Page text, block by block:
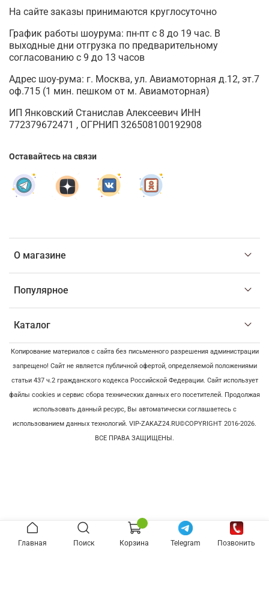
О магазине
Популярное
Каталог
На сайте заказы принимаются круглосуточно
График работы шоурума: пн-пт с 8 до 19 час. В
выходные дни отгрузка по предварительному
согласованию с 9 до 13 часов
Адрес шоу-рума: г. Москва, ул. Авиамоторная д.12, эт.7
оф.715 (1 мин. пешком от м. Авиамоторная)
ИП Янковский Станислав Алексеевич ИНН
772379672471 , ОГРНИП 326508100192908
Оставайтесь на связи
Копирование материалов с сайта без письменного разрешения администрации
запрещено! Сайт не является публичной офертой, определяемой положениями
статьи 437 ч.2 гражданского кодекса Российской Федерации. Сайт использует
файлы cookies и сервис сбора технических данных его посетителей. Продолжая
использовать данный ресурс, Вы автоматически соглашаетесь с
использованием данных технологий. VIP-ZAKAZ24.RU©COPYRIGHT 2016-2026.
ВСЕ ПРАВА ЗАЩИЩЕНЫ.
Главная Поиск Корзина Telegram Позвонить